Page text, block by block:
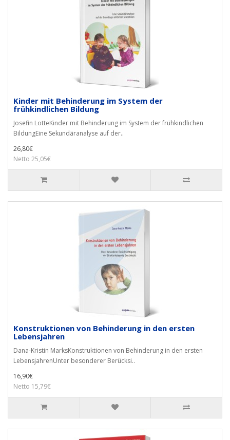
Kinder mit Behinderung im System der
frühkindlichen Bildung
Josefin LotteKinder mit Behinderung im System der frühkindlichen
BildungEine Sekundäranalyse auf der..
26,80€
Netto 25,05€
Konstruktionen von Behinderung in den ersten
Lebensjahren
Dana-Kristin MarksKonstruktionen von Behinderung in den ersten
LebensjahrenUnter besonderer Berücksi..
16,90€
Netto 15,79€